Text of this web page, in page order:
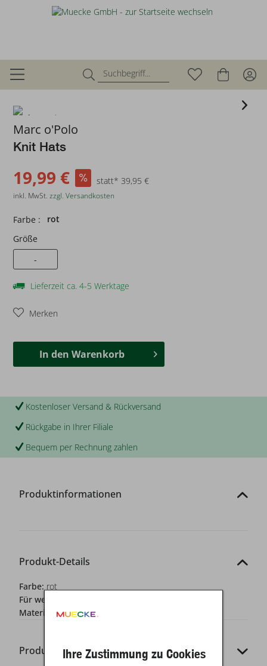
zurück
Marc o'Polo
Knit Hats
19,99 € statt* 39,95 €
inkl. MwSt.zzgl. Versandkosten
Farbe :
rot
Größe
-
Lieferzeit ca. 4-5 Werktage
Merken
In den Warenkorb
Kostenloser Versand & Rückversand
Rückgabe in Ihrer Filiale
Bequem per Rechnung zahlen
Produktinformationen
Produkt-Details
Farbe: rot
Für wen?:
Materialzusammensetzung:
Produkt-CodesIhre Zustimmung zu Cookies